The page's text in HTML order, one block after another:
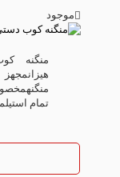
موجود
منگنه
تمام